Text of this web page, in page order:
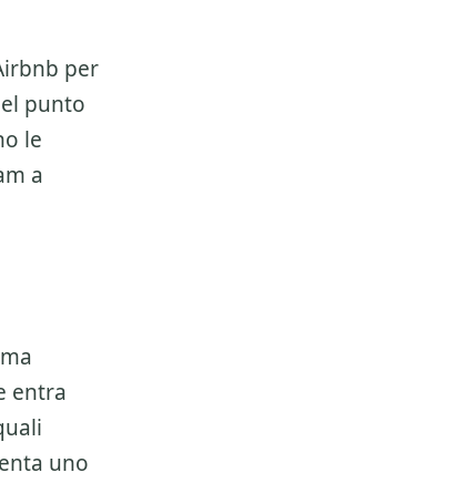
per
punto
le
a
entra
uno